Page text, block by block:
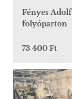
Fényes Adolf
folyóparton
73 400 Ft